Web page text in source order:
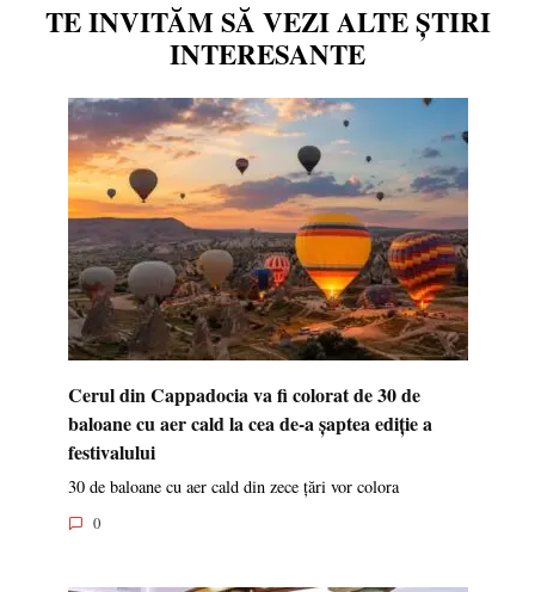
TE INVITĂM SĂ VEZI ALTE ȘTIRI
INTERESANTE
Cerul din Cappadocia va fi colorat de 30 de
baloane cu aer cald la cea de-a șaptea ediție a
festivalului
30 de baloane cu aer cald din zece țări vor colora
0